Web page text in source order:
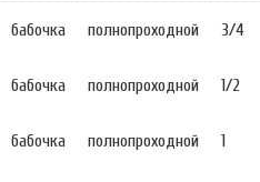
бабочка полнопроходной 3/4
бабочка полнопроходной 1/2
бабочка полнопроходной 1